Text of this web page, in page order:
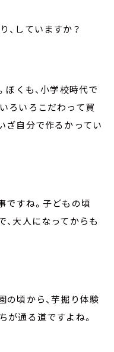
、していますか？
ぼくも、小学校時代で
ろいろこだわって買
ざ自分で作るかってい
ですね。子どもの頃
、大人になってからも
の頃から、芋掘り体験
が通る道ですよね。